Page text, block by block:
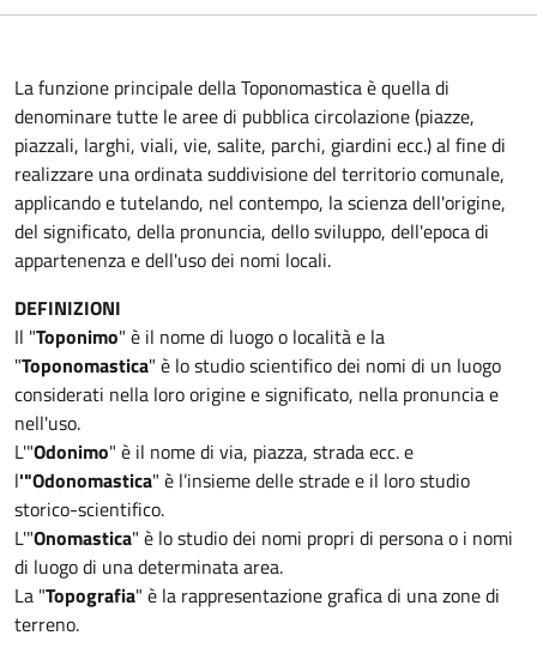
La funzione principale della Toponomastica è quella di
denominare tutte le aree di pubblica circolazione (piazze,
piazzali, larghi, viali, vie, salite, parchi, giardini ecc.) al fine di
realizzare una ordinata suddivisione del territorio comunale,
applicando e tutelando, nel contempo, la scienza dell'origine,
del significato, della pronuncia, dello sviluppo, dell'epoca di
appartenenza e dell'uso dei nomi locali.
DEFINIZIONI
Il "Toponimo" è il nome di luogo o località e la
"Toponomastica" è lo studio scientifico dei nomi di un luogo
considerati nella loro origine e significato, nella pronuncia e
nell'uso.
L'"Odonimo" è il nome di via, piazza, strada ecc. e
l'"Odonomastica" è l’insieme delle strade e il loro studio
storico-scientifico.
L'"Onomastica" è lo studio dei nomi propri di persona o i nomi
di luogo di una determinata area.
La "Topografia" è la rappresentazione grafica di una zone di
terreno.